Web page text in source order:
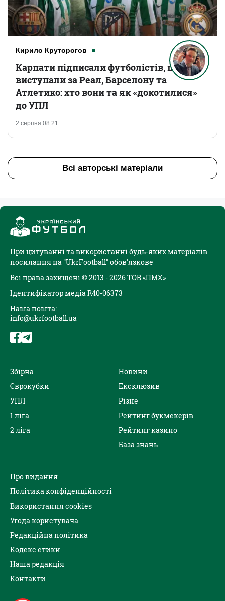
Кирило Круторогов
2 серпня 08:21
Карпати підписали футболістів, що
виступали за Реал, Барселону та
Атлетико: хто вони та як «докотилися»
до УПЛ
Всі авторські матеріали
При цитуванні та використанні будь-яких матеріалів
посилання на "UkrFootball" обов'язкове
Всі права захищені © 2013 - 2026 ТОВ «ПМХ»
Ідентифікатор медіа R40-06373
Наша пошта:
info@ukrfootball.ua
Збірна
Єврокубки
УПЛ
1 ліга
2 ліга
Новини
Ексклюзив
Різне
Рейтинг букмекерів
Рейтинг казино
База знань
Про видання
Політика конфіденційності
Використання cookies
Угода користувача
Редакційна політика
Кодекс етики
Наша редакція
Контакти